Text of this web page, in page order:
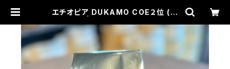
エチオピア DUKAMO COE２位 (生
EE